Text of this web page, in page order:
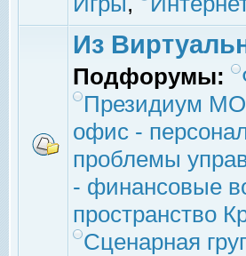
Из
Подфорумы:
Президиум
офис -
проблемы
- финансовые
пространство
Сценарная